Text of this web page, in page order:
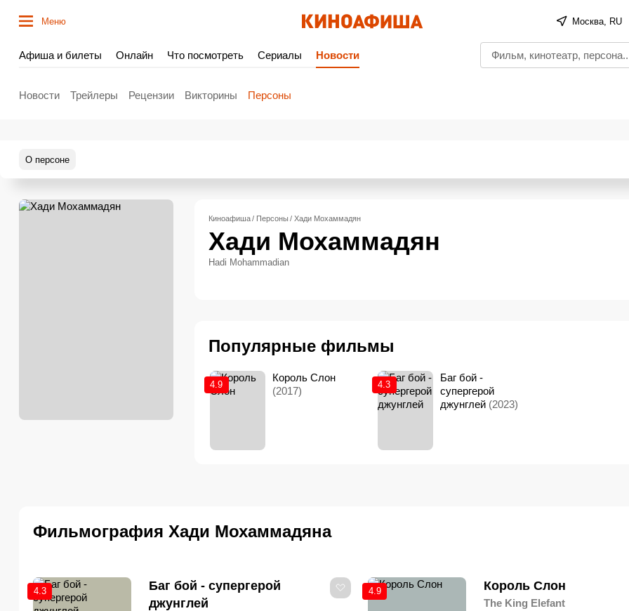
Меню Москва, RU
Афиша и билеты Онлайн Что посмотреть Сериалы Новости
Новости Трейлеры Рецензии Викторины Персоны
О персоне
Киноафиша Персоны Хади Мохаммадян
Хади Мохаммадян
Hadi Mohammadian
Популярные фильмы
4.9
Король Слон
(2017)
4.3
Баг бой -
супергерой
джунглей (2023)
Фильмография Хади Мохаммадяна
4.3
Баг бой - супергерой
джунглей
4.9 Король Слон
The King Elefant